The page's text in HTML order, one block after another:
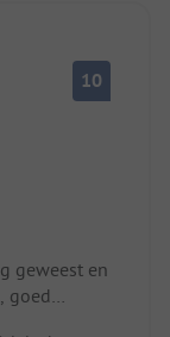
10
geweest en
goed